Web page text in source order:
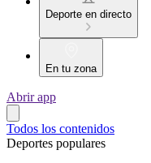
Deporte en directo
En tu zona
Abrir app
Todos los contenidos
Deportes populares